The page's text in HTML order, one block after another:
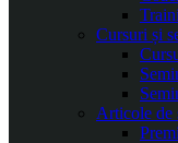
Cursuri și
Articole de